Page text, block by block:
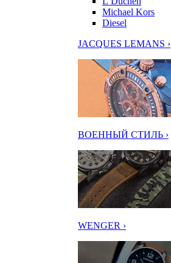
Michael Kors
Diesel
JACQUES LEMANS ›
ВОЕННЫЙ СТИЛЬ ›
WENGER ›